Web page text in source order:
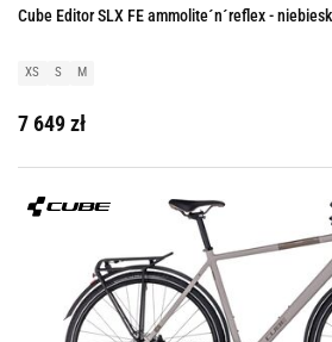
Cube Editor SLX FE ammolite´n´reflex -
XS S M
7 649 zł